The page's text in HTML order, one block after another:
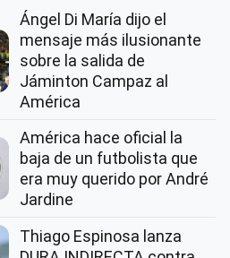
Ángel Di María dijo el
mensaje más ilusionante
sobre la salida de
Jáminton Campaz al
América
América hace oficial la
baja de un futbolista que
era muy querido por André
Jardine
Thiago Espinosa lanza